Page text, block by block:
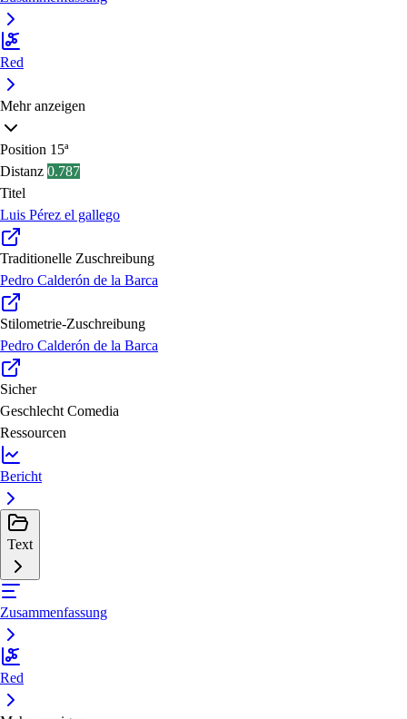
Red
Mehr anzeigen
Position 15ª
Distanz 0.787
Titel
Luis Pérez el gallego
Traditionelle Zuschreibung
Pedro Calderón de la Barca
Stilometrie-Zuschreibung
Pedro Calderón de la Barca
Sicher
Geschlecht Comedia
Ressourcen
Bericht
Text
Zusammenfassung
Red